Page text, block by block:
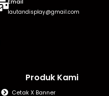
Email
lautandisplay@gmail.com
Produk Kami
Cetak X Banner